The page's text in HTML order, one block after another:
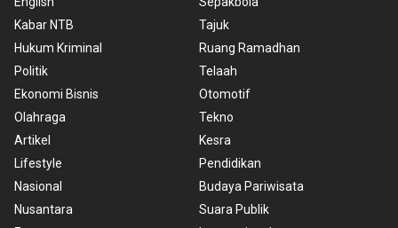
Kabar NTB
Hukum Kriminal
Politik
Ekonomi Bisnis
Olahraga
Artikel
Lifestyle
Nasional
Nusantara
Tajuk
Ruang Ramadhan
Telaah
Otomotif
Tekno
Kesra
Pendidikan
Budaya Pariwisata
Suara Publik